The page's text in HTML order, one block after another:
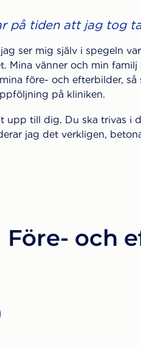
på tiden att jag tog
ser mig själv i spegeln
Mina vänner och min
före- och efterbilder,
på kliniken.
upp till dig. Du ska trivas i
jag det verkligen,
Före- och